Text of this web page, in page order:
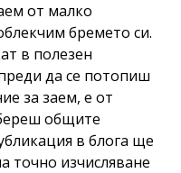
от малко
бремето си.
в полезен
да се потопиш
за заем, е от
общите
в блога ще
точно изчисляване